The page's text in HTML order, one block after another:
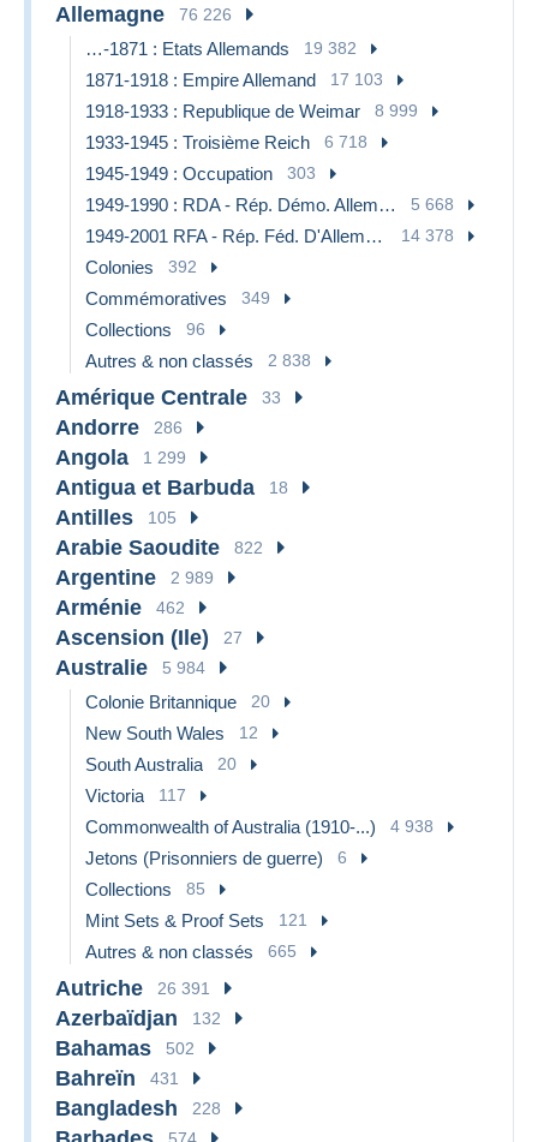
Allemagne 76 226
…-1871 : Etats Allemands 19 382
1871-1918 : Empire Allemand 17 103
1918-1933 : Republique de Weimar 8 999
1933-1945 : Troisième Reich 6 718
1945-1949 : Occupation 303
1949-1990 : RDA - Rép. Démo. Allemande 5 668
1949-2001 RFA - Rép. Féd. D'Allemagne 14 378
Colonies 392
Commémoratives 349
Collections 96
Autres & non classés 2 838
Amérique Centrale 33
Andorre 286
Angola 1 299
Antigua et Barbuda 18
Antilles 105
Arabie Saoudite 822
Argentine 2 989
Arménie 462
Ascension (Ile) 27
Australie 5 984
Colonie Britannique 20
New South Wales 12
South Australia 20
Victoria 117
Commonwealth of Australia (1910-...) 4 938
Jetons (Prisonniers de guerre) 6
Collections 85
Mint Sets & Proof Sets 121
Autres & non classés 665
Autriche 26 391
Azerbaïdjan 132
Bahamas 502
Bahreïn 431
Bangladesh 228